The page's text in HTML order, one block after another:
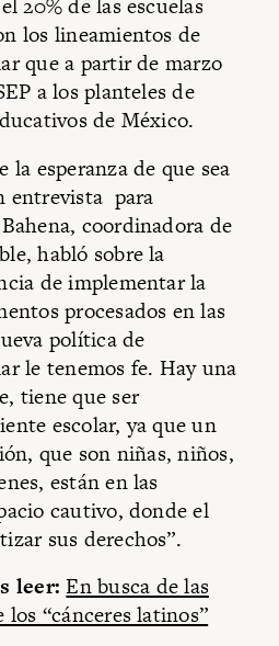
20% de las escuelas
los lineamientos de
que a partir de marzo
a los planteles de
de México.
la esperanza de que sea
entrevista para
coordinadora de
habló sobre la
de implementar la
procesados en las
política de
le tenemos fe. Hay una
tiene que ser
escolar, ya que un
que son niñas, niños,
están en las
cautivo, donde el
sus derechos”.
leer: En busca de las
los “cánceres latinos”